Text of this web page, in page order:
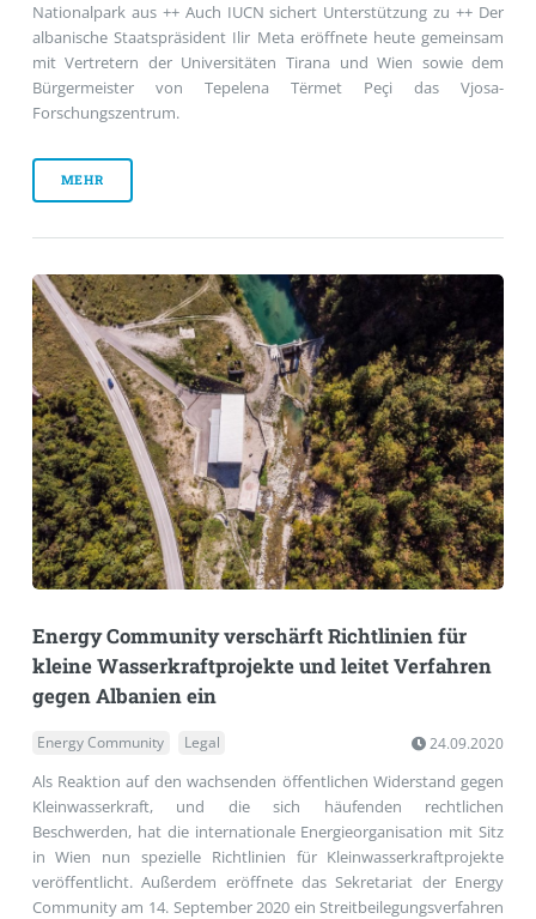
Nationalpark aus ++ Auch IUCN sichert Unterstützung zu ++ Der
albanische Staatspräsident Ilir Meta eröffnete heute gemeinsam
mit Vertretern der Universitäten Tirana und Wien sowie dem
Bürgermeister von Tepelena Tërmet Peçi das Vjosa-
Forschungszentrum.
MEHR
Energy Community verschärft Richtlinien für
kleine Wasserkraftprojekte und leitet Verfahren
gegen Albanien ein
Energy Community Legal 24.09.2020
Als Reaktion auf den wachsenden öffentlichen Widerstand gegen
Kleinwasserkraft, und die sich häufenden rechtlichen
Beschwerden, hat die internationale Energieorganisation mit Sitz
in Wien nun spezielle Richtlinien für Kleinwasserkraftprojekte
veröffentlicht. Außerdem eröffnete das Sekretariat der Energy
Community am 14. September 2020 ein Streitbeilegungsverfahren